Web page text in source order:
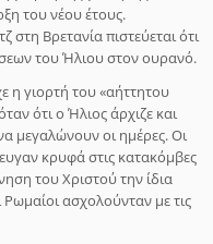
του νέου έτους.
στη Βρετανία πιστεύεται ότι
του Ήλιου στον ουρανό.
η γιορτή του «αήττητου
ότι ο Ήλιος άρχιζε και
μεγαλώνουν οι ημέρες. Οι
κρυφά στις κατακόμβες
του Χριστού την ίδια
ασχολούνταν με τις